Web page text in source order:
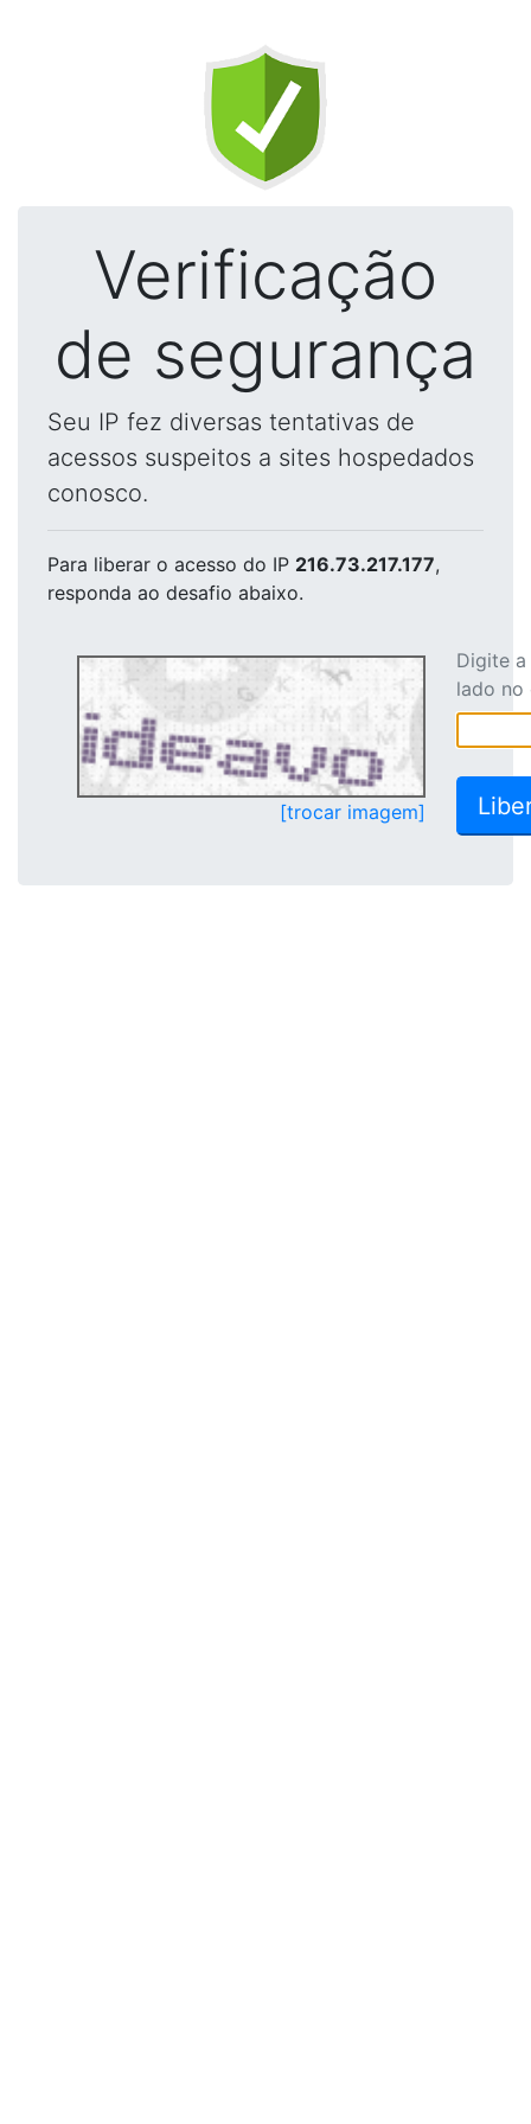
Verificação
de segurança
Seu IP fez diversas tentativas de
acessos suspeitos a sites hospedados
conosco.
Para liberar o acesso do IP 216.73.217.177,
responda ao desafio abaixo.
[trocar imagem]
Digite
lado no